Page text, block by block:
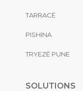
TARRACË
PISHINA
TRYEZË PUNE
SOLUTIONS